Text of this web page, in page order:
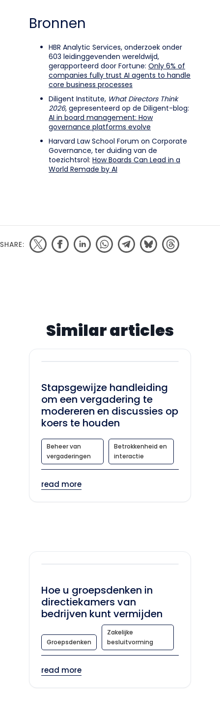
Bronnen
HBR Analytic Services, onderzoek onder
603 leidinggevenden wereldwijd,
gerapporteerd door Fortune: Only 6% of
companies fully trust AI agents to handle
core business processes
Diligent Institute, What Directors Think
2026, gepresenteerd op de Diligent-blog:
AI in board management: How
governance platforms evolve
Harvard Law School Forum on Corporate
Governance, ter duiding van de
toezichtsrol: How Boards Can Lead in a
World Remade by AI
SHARE:
Similar articles
Stapsgewijze handleiding
om een vergadering te
modereren en discussies op
koers te houden
Beheer van
vergaderingen
Betrokkenheid en
interactie
read more
Hoe u groepsdenken in
directiekamers van
bedrijven kunt vermijden
Groepsdenken
Zakelijke
besluitvorming
read more